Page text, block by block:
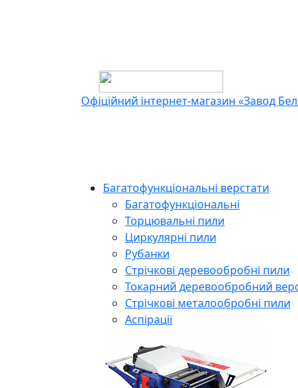
Офіційний інтернет-магазин «Завод
Багатофункціональні верстати
Багатофункціональні
Торцювальні пили
Циркулярні пили
Рубанки
Стрічкові деревообробні пили
Токарний деревообробний
Cтрічкові металообробні пили
Аспірації